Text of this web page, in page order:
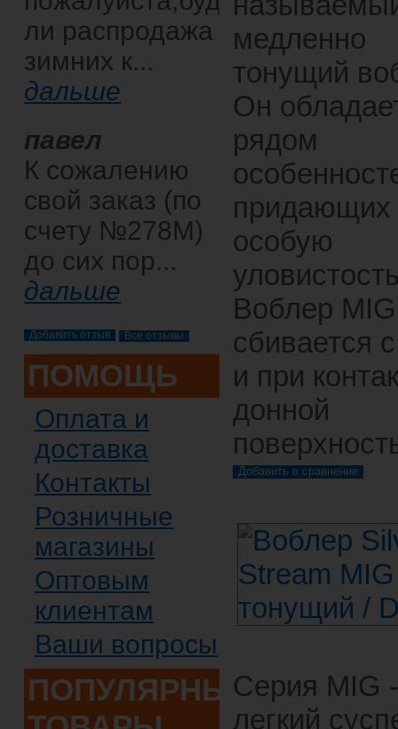
ли распродажа
зимних к...
дальше
павел
К сожалению
свой заказ (по
счету №278М)
до сих пор...
дальше
Все отзывы
ПОМОЩЬ
Оплата и
доставка
Контакты
Розничные
магазины
Оптовым
клиентам
Ваши вопросы
ПОПУЛЯРНЫЕ
медленно
тонущий
Он
рядом
придающих
особую
Воблер
сбивается
и при
донной
Серия MIG -
легкий